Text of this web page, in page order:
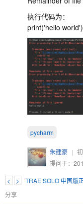
执行代码为：
print('hello world')
pycharm
朱建豪 |
提问于：
< >
TRAE SOLO 中国版
分享